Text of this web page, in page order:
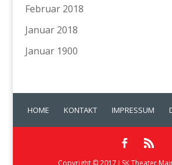
Februar 2018
Januar 2018
Januar 1900
HOME KONTAKT IMPRESSUM
Copyright © 2017 LSK Theater